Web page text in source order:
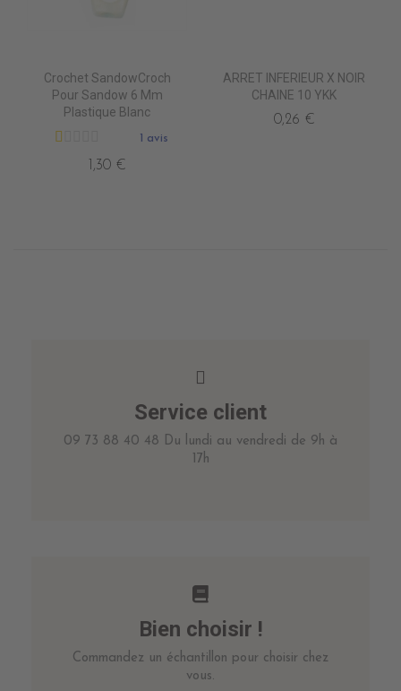
Crochet SandowCroch
Pour Sandow 6 Mm
Plastique Blanc
1 avis
1,30 €
ARRET INFERIEUR X NOIR
CHAINE 10 YKK
0,26 €
Service client
09 73 88 40 48 Du lundi au vendredi de 9h à
17h
Bien choisir !
Commandez un échantillon pour choisir chez
vous.